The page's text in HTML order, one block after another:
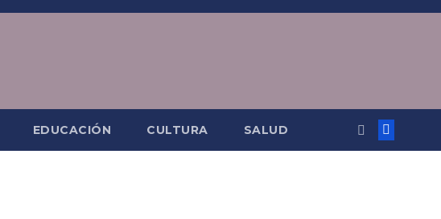
EDUCACIÓN CULTURA SALUD